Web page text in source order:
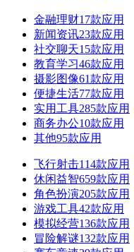
金融理财17款应用
新闻资讯23款应用
社交聊天15款应用
教育学习46款应用
摄影图像61款应用
便捷生活77款应用
实用工具285款应用
商务办公10款应用
其他95款应用
飞行射击114款应用
休闲益智659款应用
角色扮演205款应用
游戏工具42款应用
模拟经营136款应用
冒险解谜132款应用